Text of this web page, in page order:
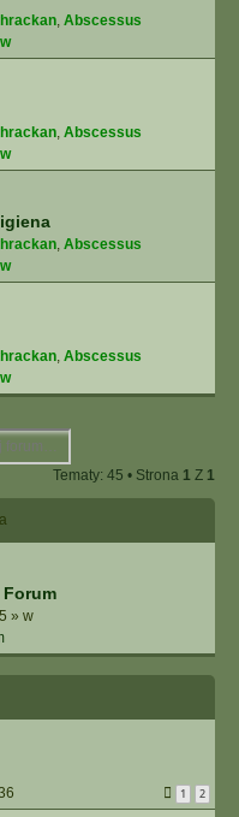
, Abscessus
, Abscessus
, Abscessus
, Abscessus
Zaawansowane
Tematy: 45 • Strona 1 Z 1
» w
1 2